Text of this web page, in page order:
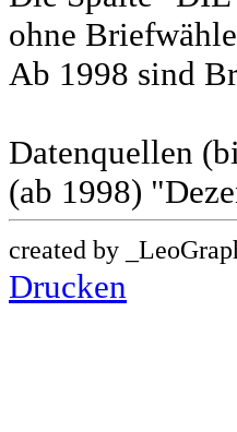
ohne
Ab 1998 sind
Datenquellen
(ab 1998)
created by
Drucken